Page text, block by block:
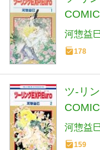
河惣益
178
ツ-リ
河惣益
159